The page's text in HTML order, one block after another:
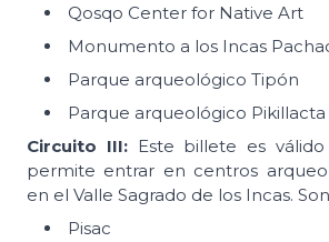
Qosqo Center for Native Art
Monumento a los Incas
Parque arqueológico Tipón
Parque arqueológico Pikillacta
Circuito III:Este billete es
permite entrar en centros
en el Valle Sagrado de los Incas.
Pisac